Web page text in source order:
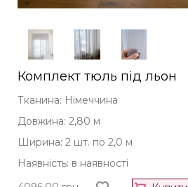
Комплект тюль під льон
Тканина: Німеччина
Довжина: 2,80 м
Ширина: 2 шт. по 2,0 м
Наявність: в наявності